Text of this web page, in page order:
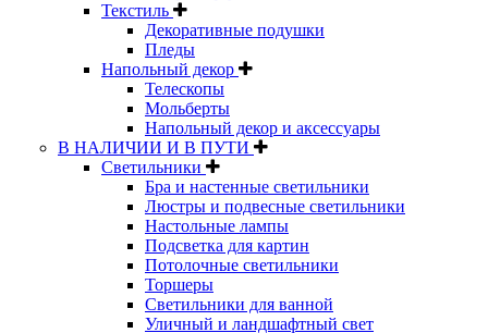
Текстиль
Декоративные подушки
Пледы
Напольный декор
Телескопы
Мольберты
Напольный декор и аксессуары
В НАЛИЧИИ И В ПУТИ
Светильники
Бра и настенные светильники
Люстры и подвесные светильники
Настольные лампы
Подсветка для картин
Потолочные светильники
Торшеры
Светильники для ванной
Уличный и ландшафтный свет